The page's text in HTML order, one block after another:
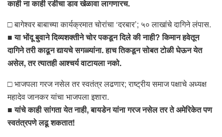
काही ना काही रडीचा डाव खेळावा लागणारच.
□ बागेश्वर बाबाच्या कार्यक्रमात चोरांचा ‘दरबार’; ५० लाखांचे दागिने लंपास.
■या भोंदू बुवाने दिव्यशक्तीने चोर पकडून दिले की नाही? किमान हवेतून
दागिने तरी काढून द्यायचे सगळ्यांना. हाच तिकडून सोबत टोळी घेऊन येत
असेल, तर त्यातही आश्चर्य वाटायला नको.
□ भाजपला गरज नसेल तर स्वतंत्र लढणार; राष्ट्रीय समाज पक्षाचे अध्यक्ष
महादेव जानकर यांचा भाजपला इशारा.
■यांचे काही सांगता येत नाही, बायडेन यांना गरज नसेल तर ते अमेरिकेत पण
स्वतंत्रपणे लढू शकतात!